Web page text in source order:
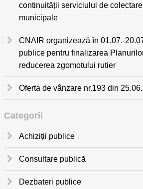
continuității serviciului de
municipale
CNAIR organizează în 01.07.-
publice pentru finalizarea
reducerea zgomotului rutier
Oferta de vânzare nr.193 din
Categorii
Achiziții publice
Consultare publică
Dezbateri publice